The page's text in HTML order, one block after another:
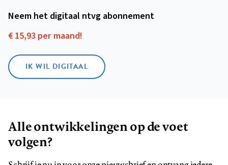
Neem het digitaal ntvg abonnement
€ 15,93 per maand!
IK WIL DIGITAAL
Alle ontwikkelingen op de voet
volgen?